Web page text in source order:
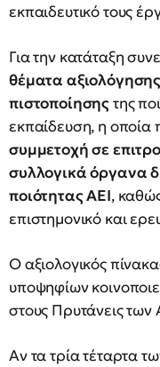
εκπαιδευτικό τους
Για την κατάταξη
θέματα
πιστοποίησηςτης
εκπαίδευση, η οποία
συμμετοχή σε
συλλογικά όργανα
ποιότητας ΑΕΙ,
επιστημονικό και
Ο αξιολογικός
υποψηφίων
στους Πρυτάνεις των
Αν τα τρία τέταρτα